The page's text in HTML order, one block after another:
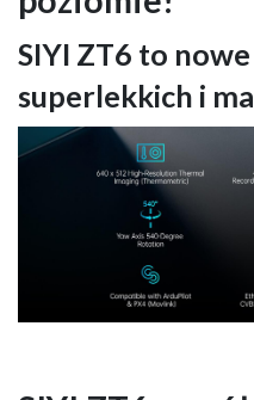
SIYI ZT6 to
superlekkich i